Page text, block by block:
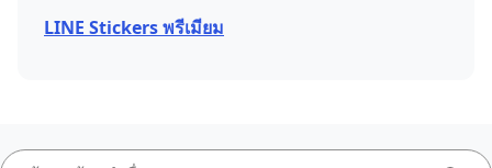
LINE Stickers พรีเมียม